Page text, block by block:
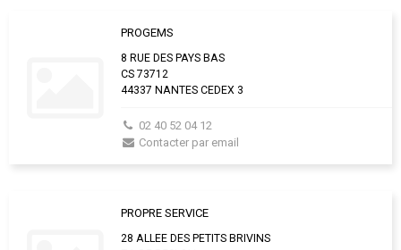
PROGEMS
8 RUE DES PAYS BAS
CS 73712
44337 NANTES CEDEX 3
02 40 52 04 12
Contacter par email
PROPRE SERVICE
28 ALLEE DES PETITS BRIVINS